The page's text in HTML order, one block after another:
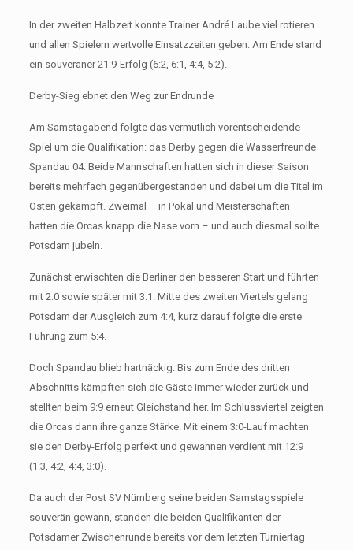
In der zweiten Halbzeit konnte Trainer André Laube viel rotieren
und allen Spielern wertvolle Einsatzzeiten geben. Am Ende stand
ein souveräner 21:9-Erfolg (6:2, 6:1, 4:4, 5:2).
Derby-Sieg ebnet den Weg zur Endrunde
Am Samstagabend folgte das vermutlich vorentscheidende
Spiel um die Qualifikation: das Derby gegen die Wasserfreunde
Spandau 04. Beide Mannschaften hatten sich in dieser Saison
bereits mehrfach gegenübergestanden und dabei um die Titel im
Osten gekämpft. Zweimal – in Pokal und Meisterschaften –
hatten die Orcas knapp die Nase vorn – und auch diesmal sollte
Potsdam jubeln.
Zunächst erwischten die Berliner den besseren Start und führten
mit 2:0 sowie später mit 3:1. Mitte des zweiten Viertels gelang
Potsdam der Ausgleich zum 4:4, kurz darauf folgte die erste
Führung zum 5:4.
Doch Spandau blieb hartnäckig. Bis zum Ende des dritten
Abschnitts kämpften sich die Gäste immer wieder zurück und
stellten beim 9:9 erneut Gleichstand her. Im Schlussviertel zeigten
die Orcas dann ihre ganze Stärke. Mit einem 3:0-Lauf machten
sie den Derby-Erfolg perfekt und gewannen verdient mit 12:9
(1:3, 4:2, 4:4, 3:0).
Da auch der Post SV Nürnberg seine beiden Samstagsspiele
souverän gewann, standen die beiden Qualifikanten der
Potsdamer Zwischenrunde bereits vor dem letzten Turniertag